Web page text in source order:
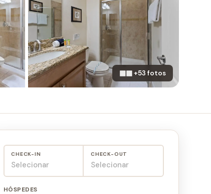
▦▦ +53 fotos
CHECK-IN
Selecionar
CHECK-OUT
Selecionar
HÓSPEDES